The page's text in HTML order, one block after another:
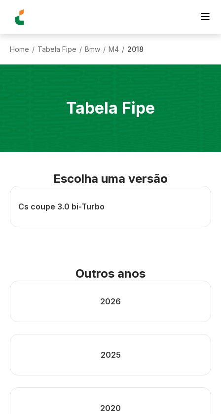
Home / Tabela Fipe / Bmw / M4 / 2018
Tabela Fipe
Escolha uma versão
Cs coupe 3.0 bi-Turbo
Outros anos
2026
2025
2020